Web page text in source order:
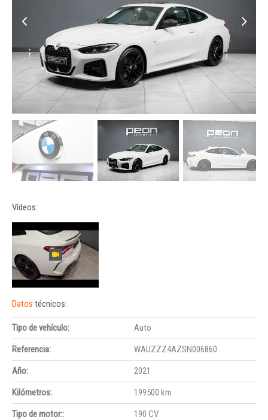
Vídeos:
Datos técnicos:
Tipo de vehículo:
Auto
Referencia:
WAUZZZ4AZSN006860
Año:
2021
Kilómetros:
199500 km
Tipo de motor::
190 CV